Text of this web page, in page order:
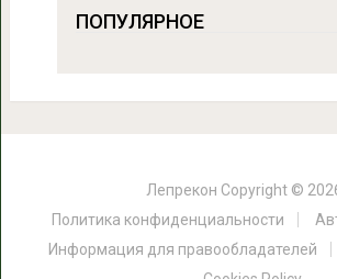
ПОПУЛЯРНОЕ
Лепрекон Copyright ©
Политика конфиденциальности
Информация для правообладателей